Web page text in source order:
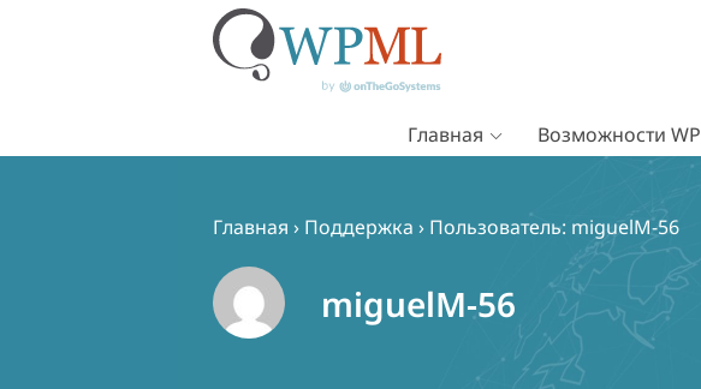
Главная Возможности
Главная › Поддержка › Пользователь: miguelM-56
miguelM-56